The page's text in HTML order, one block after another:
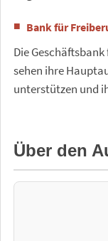
Bank für
Die
sehen ihre
unterstützen und
Über den